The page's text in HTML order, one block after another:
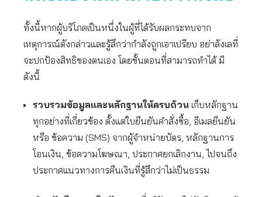
ทั้งนี้หากผู้บริโภคเป็นหนึ่งในผู้ที่ได้รับผลกระทบจาก
เหตุการณ์ดังกล่าวและรู้สึกว่ากำลังถูกเอาเปรียบ อย่าลังเลที่
จะปกป้องสิทธิของตนเอง โดยขั้นตอนที่สามารถทำได้ มี
ดังนี้
รวบรวมข้อมูลและหลักฐานให้ครบถ้วน เก็บหลักฐาน
ทุกอย่างที่เกี่ยวข้อง ตั้งแต่ใบยืนยันคำสั่งซื้อ, อีเมลยืนยัน
หรือ ข้อความ (SMS) จากผู้จำหน่ายบัตร, หลักฐานการ
โอนเงิน, ข้อความโฆษณา, ประกาศยกเลิกงาน, ไปจนถึง
ประกาศแนวทางการคืนเงินที่รู้สึกว่าไม่เป็นธรรม